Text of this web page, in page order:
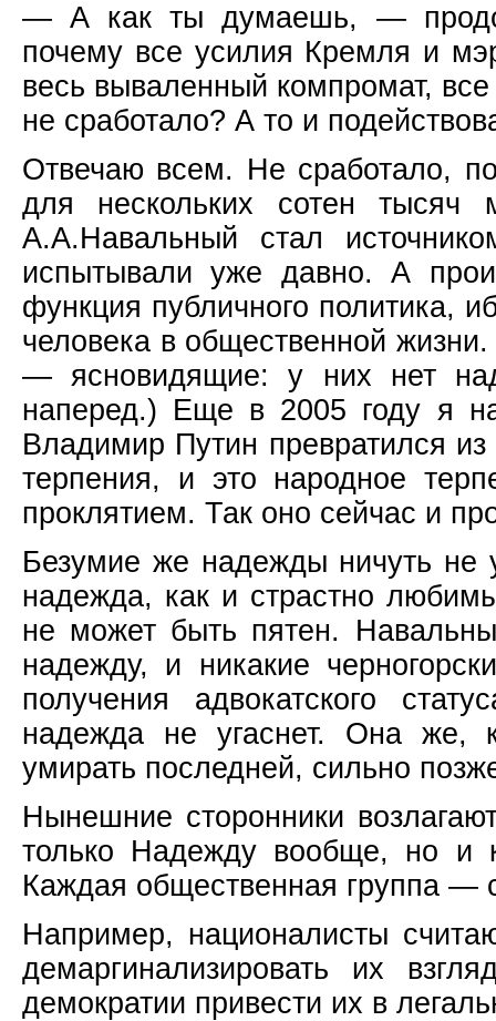
— А как ты думаешь, —
почему все усилия Кремля и
весь вываленный компромат,
не сработало? А то и
Отвечаю всем. Не сработало,
для нескольких сотен тысяч
А.А.Навальный стал
испытывали уже давно. А
функция публичного политика,
человека в общественной
— ясновидящие: у них нет
наперед.) Еще в 2005 году я
Владимир Путин превратился
терпения, и это народное
проклятием. Так оно сейчас и
Безумие же надежды ничуть не
надежда, как и страстно
не может быть пятен.
надежду, и никакие
получения адвокатского
надежда не угаснет. Она же,
умирать последней, сильно
Нынешние сторонники
только Надежду вообще, но и
Каждая общественная группа —
Например, националисты
демаргинализировать их
демократии привести их в